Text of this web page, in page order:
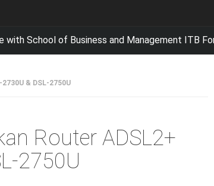
of Business and Management ITB For
& DSL-2750U
Router ADSL2+
2750U